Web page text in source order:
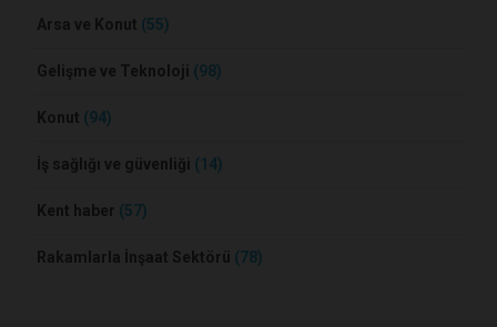
Arsa ve Konut (55)
Gelişme ve Teknoloji (98)
Konut (94)
İş sağlığı ve güvenliği (14)
Kent haber (57)
Rakamlarla İnşaat Sektörü (78)